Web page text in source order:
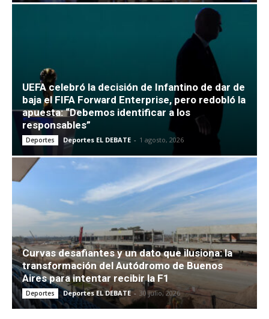
UEFA celebró la decisión de Infantino de dar de
baja el FIFA Forward Enterprise, pero redobló la
apuesta: “Debemos identificar a los
responsables”
Deportes Deportes EL DEBATE - 1 agosto, 2026
Curvas desafiantes y un dato que ilusiona: la
transformación del Autódromo de Buenos
Aires para intentar recibir la F1
Deportes Deportes EL DEBATE - 30 julio, 2026